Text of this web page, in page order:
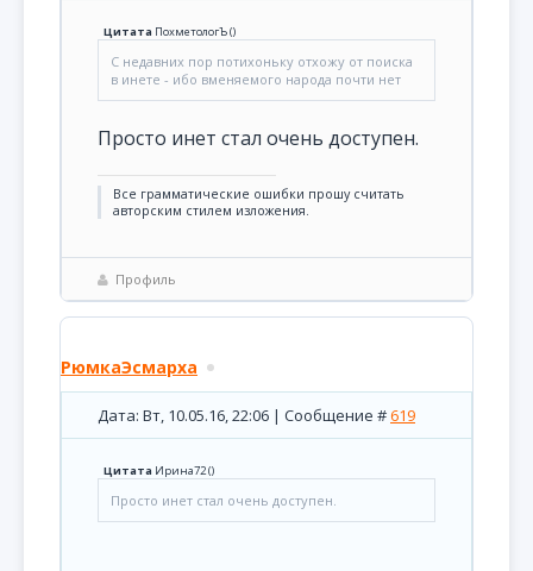
Цитата ПохметологЪ()
С недавних пор потихоньку отхожу от поиска
в инете - ибо вменяемого народа почти нет
Просто инет стал очень доступен.
Все грамматические ошибки прошу считать
авторским стилем изложения.
Профиль
РюмкаЭсмарха
Дата: Вт, 10.05.16, 22:06 | Сообщение #619
Цитата Ирина72()
Просто инет стал очень доступен.